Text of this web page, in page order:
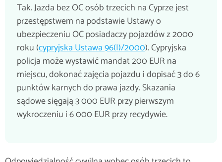
Tak. Jazda bez OC osób trzecich na Cyprze jest
przestępstwem na podstawie Ustawy o
ubezpieczeniu OC posiadaczy pojazdów z 2000
roku (cypryjska Ustawa 96(I)/2000). Cypryjska
policja może wystawić mandat 200 EUR na
miejscu, dokonać zajęcia pojazdu i dopisać 3 do 6
punktów karnych do prawa jazdy. Skazania
sądowe sięgają 3 000 EUR przy pierwszym
wykroczeniu i 6 000 EUR przy recydywie.